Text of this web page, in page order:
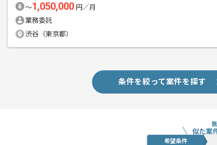
サービスのクオリティ向上のため、
自ら積極的に働きかけて、自発的に作
〜1,050,000 円／月
業務委託
渋谷（東京都）
条件を絞って案件を探す
似た案
希望条件